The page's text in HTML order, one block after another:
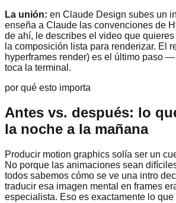
La unión: en Claude Design subes un
enseña a Claude las convenciones de
de ahí, le describes el video que
la composición lista para renderizar. El
hyperframes render) es el último paso
toca la terminal.
por qué esto importa
Antes vs. después: lo
la noche a la mañana
Producir motion graphics solía ser un
No porque las animaciones sean
todos sabemos cómo se ve una intro
traducir esa imagen mental en frames
especialista. Eso es exactamente lo que